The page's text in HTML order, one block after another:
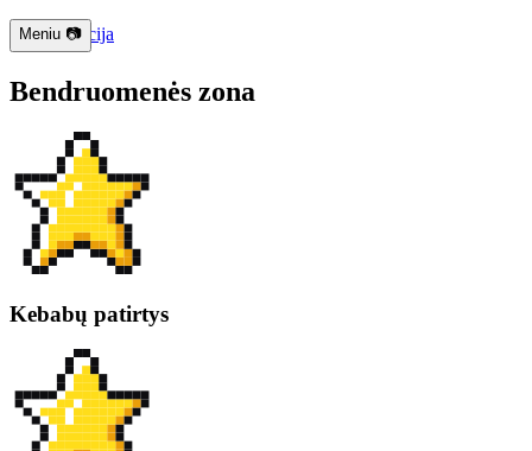
📱 Navigacija
Meniu 📷
Bendruomenės zona
Kebabų patirtys